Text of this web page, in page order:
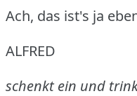
Ach, das ist's ja
ALFRED
schenkt ein und